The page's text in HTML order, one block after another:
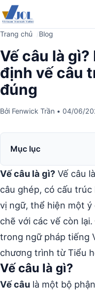
Trang chủ Blog
Vế câu là
định vế câu
đúng
Bởi Fenwick Trần • 04/06/
Mục lục
Vế câu là gì? Vế câu
câu ghép, có cấu
vị ngữ, thể hiện một
chẽ với các vế còn
trong ngữ pháp tiếng
chương trình từ Tiểu
Vế câu là gì?
Vế câu là một bộ